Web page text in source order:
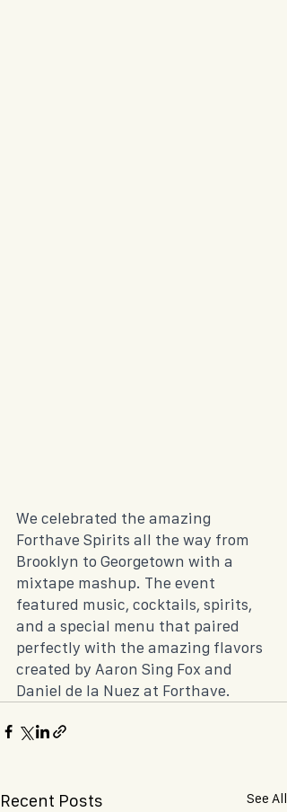
We celebrated the amazing
Forthave Spirits all the way from
Brooklyn to Georgetown with a
mixtape mashup. The event
featured music, cocktails, spirits,
and a special menu that paired
perfectly with the amazing flavors
created by Aaron Sing Fox and
Daniel de la Nuez at Forthave.
Recent Posts See All